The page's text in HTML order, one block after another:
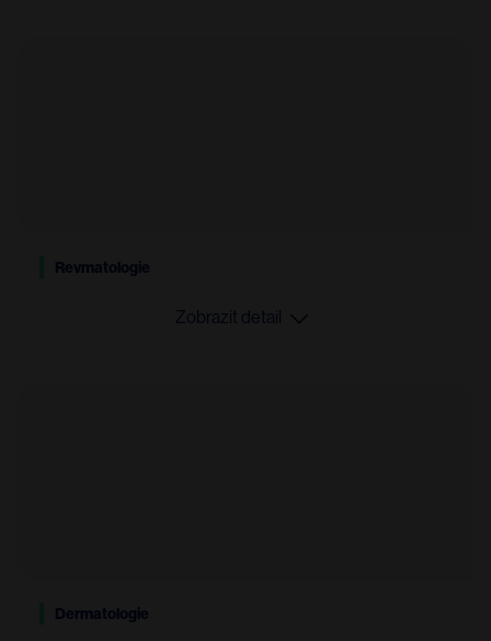
Revmatologie
Zobrazit detail
Dermatologie